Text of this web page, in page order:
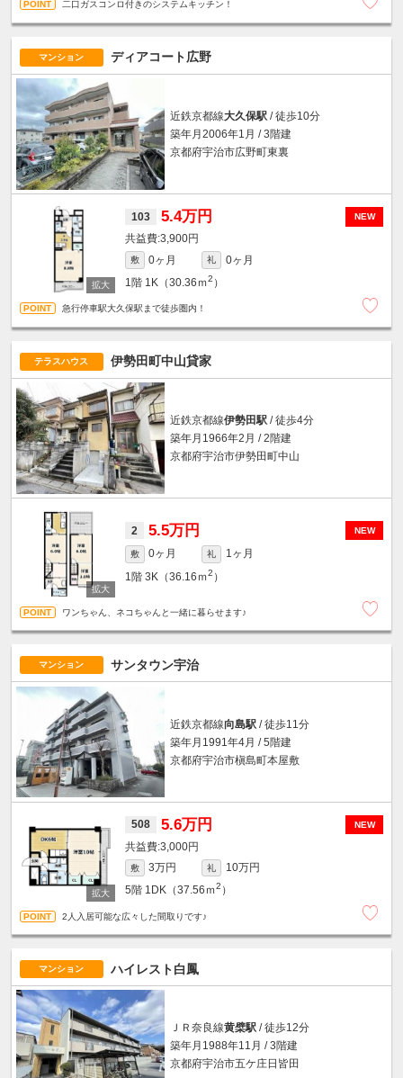
二口ガスコンロ付きのシステムキッチン！
マンション ディアコート広野
近鉄京都線大久保駅/ 徒歩10分
築年月2006年1月 / 3階建
京都府宇治市広野町東裏
NEW
103 5.4万円
3,900円
敷 0ヶ月 礼
0ヶ月
1階 1K（30.36ｍ2 ）
急行停車駅大久保駅まで徒歩圏内！
テラスハウス 伊勢田町中山貸家
近鉄京都線伊勢田駅/ 徒歩4分
築年月1966年2月 / 2階建
京都府宇治市伊勢田町中山
NEW
2 5.5万円
敷 0ヶ月 礼
1ヶ月
1階 3K（36.16ｍ2 ）
ワンちゃん、ネコちゃんと一緒に暮らせます♪
マンション サンタウン宇治
近鉄京都線向島駅/ 徒歩11分
築年月1991年4月 / 5階建
京都府宇治市槇島町本屋敷
NEW
508 5.6万円
3,000円
敷 3万円 礼
10万円
5階 1DK（37.56ｍ2 ）
2人入居可能な広々した間取りです♪
マンション ハイレスト白鳳
ＪＲ奈良線黄檗駅/ 徒歩12分
築年月1988年11月 / 3階建
京都府宇治市五ケ庄日皆田